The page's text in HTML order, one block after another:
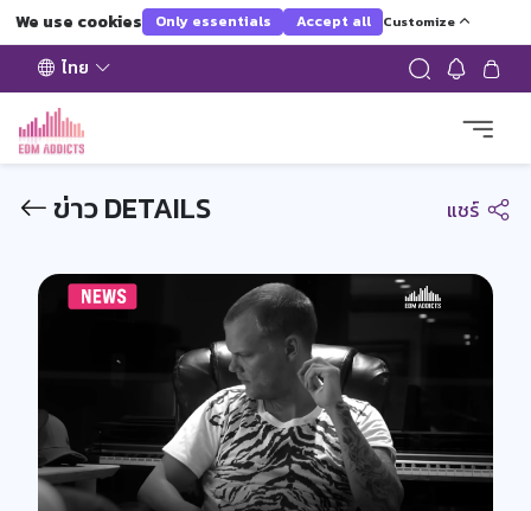
We use cookies Only essentials Accept all Customize
ไทย
ข่าว DETAILS แชร์